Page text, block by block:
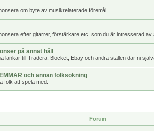
om byte av musikrelaterade föremål.
efter gitarrer, förstärkare etc. som du är intresserad av
på annat håll
länkar till Tradera, Blocket, Ebay och andra ställen där ni
och annan folksökning
folk att spela med.
Forum